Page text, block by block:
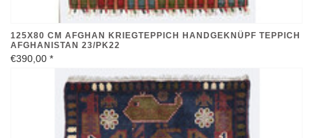
125X80 CM AFGHAN KRIEGTEPPICH HANDGEKNÜPF TEPPICH
€390,00*